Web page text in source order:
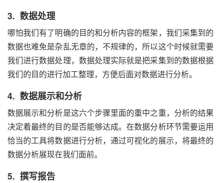
3. 数据处理
哪怕我们有了明确的目的和分析内容的框架，我们采集到的
数据也难免是杂乱无章的，不规律的，所以这个时候就需要
我们进行数据处理，数据处理实际就是把采集到的数据根据
我们的目的进行加工整理，方便后面对数据进行分析。
4. 数据展示和分析
数据展示和分析是这六个步骤里面的重中之重，分析的结果
决定着最终的目的是否能够达成。在数据分析环节需要运用
恰当的工具将数据进行分析，通过可视化的展示，将最终的
数据分析展现在我们面前。
5. 撰写报告